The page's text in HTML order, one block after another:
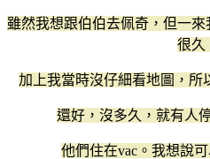
雖然我想跟伯伯去佩奇，但一
很久
加上我當時沒仔細看地圖，所
還好，沒多久，就有人
他們住在vac。我想說